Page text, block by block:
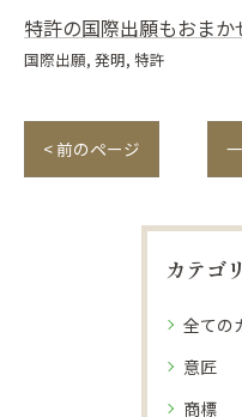
特許の国際出願もおまか
国際出願 発明 特許
< 前のページ
カテゴ
全ての
意匠
商標